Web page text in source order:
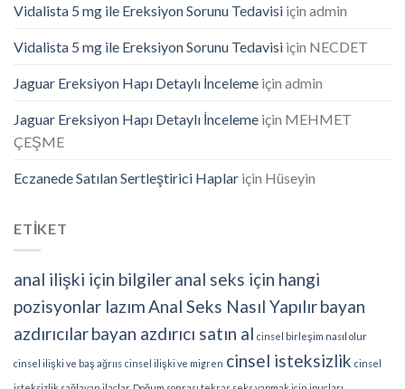
Vidalista 5 mg ile Ereksiyon Sorunu Tedavisi için admin
Vidalista 5 mg ile Ereksiyon Sorunu Tedavisi için NECDET
Jaguar Ereksiyon Hapı Detaylı İnceleme için admin
Jaguar Ereksiyon Hapı Detaylı İnceleme için MEHMET
ÇEŞME
Eczanede Satılan Sertleştirici Haplar için Hüseyin
ETİKET
anal ilişki için bilgileranal seks için hangi
pozisyonlar lazımAnal Seks Nasıl Yapılırbayan
azdırıcılarbayan azdırıcı satın al cinsel birleşim nasıl olur
cinsel ilişki ve baş ağrııs cinsel ilişki ve migren cinsel isteksizlik cinsel